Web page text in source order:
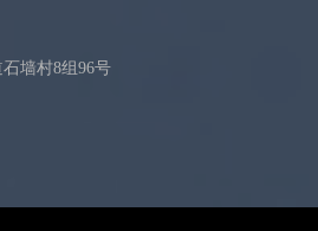
墙村8组96号